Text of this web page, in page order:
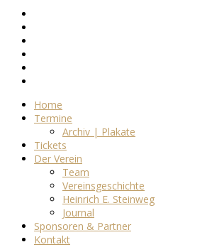
Home
Termine
Archiv | Plakate
Tickets
Der Verein
Team
Vereinsgeschichte
Heinrich E. Steinweg
Journal
Sponsoren & Partner
Kontakt